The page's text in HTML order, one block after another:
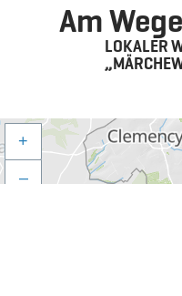
Am
LOKALER
+
–